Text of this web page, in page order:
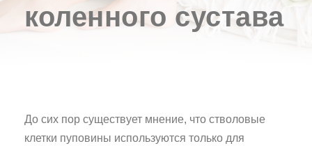
коленного сустава
До сих пор существует мнение, что стволовые
клетки пуповины используются только для